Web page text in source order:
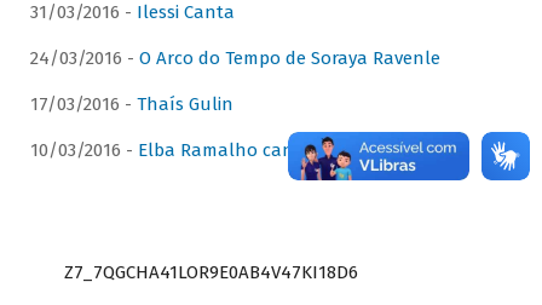
31/03/2016 - Ilessi Canta
24/03/2016 - O Arco do Tempo de Soraya Ravenle
17/03/2016 - Thaís Gulin
10/03/2016 - Elba Ramalho canta Dominguinhos
Z7_7QGCHA41LOR9E0AB4V47KI18D6